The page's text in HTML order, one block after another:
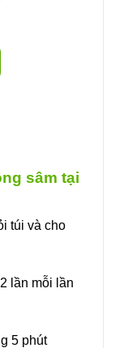
sâm tại
túi và cho
lần mỗi lần
5 phút